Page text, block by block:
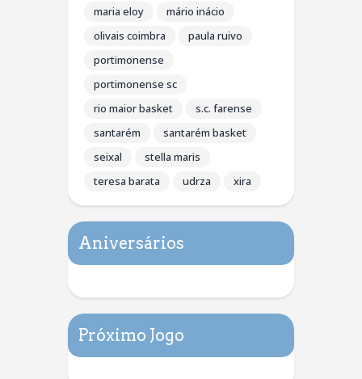
maria eloy
mário inácio
olivais coimbra
paula ruivo
portimonense
portimonense sc
rio maior basket
s.c. farense
santarém
santarém basket
seixal
stella maris
teresa barata
udrza xira
Aniversários
Próximo Jogo